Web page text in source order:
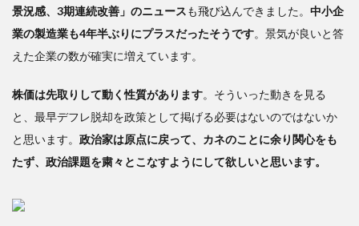
進行
した
のか
3
ンフ
レを
心配
必要
景況感、3期連続改善」のニュースも飛び込んできました。 中小企
業の製造業も4年半ぶりにプラスだったそうです。景気が良いと答
えた企業の数が確実に増えています。
株価は先取りして動く性質があります。そういった動きを見る
と、最早デフレ脱却を政策として掲げる必要はないのではないか
と思います。 政治家は原点に戻って、カネのことに余り関心をも
たず、政治課題を粛々とこなすようにして欲しいと思います。